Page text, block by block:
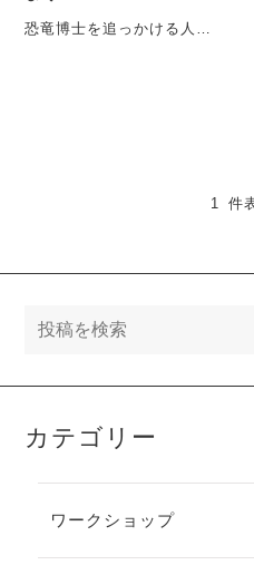
恐竜博士を追っかける人に
1 件
カテゴリー
ワークショップ